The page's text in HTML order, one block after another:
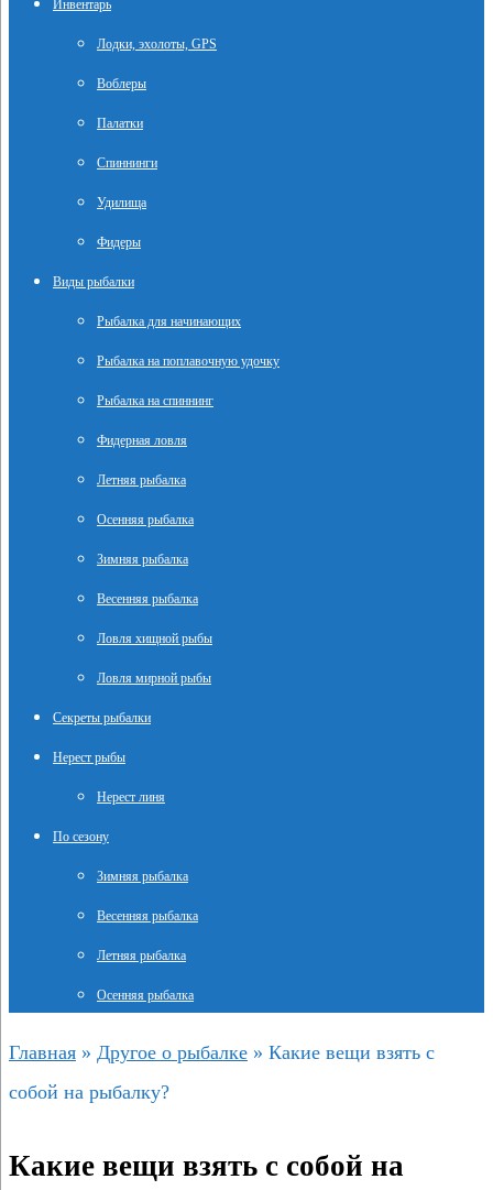
Инвентарь
Лодки, эхолоты, GPS
Воблеры
Палатки
Спиннинги
Удилища
Фидеры
Виды рыбалки
Рыбалка для начинающих
Рыбалка на поплавочную удочку
Рыбалка на спиннинг
Фидерная ловля
Летняя рыбалка
Осенняя рыбалка
Зимняя рыбалка
Весенняя рыбалка
Ловля хищной рыбы
Ловля мирной рыбы
Секреты рыбалки
Нерест рыбы
Нерест линя
По сезону
Зимняя рыбалка
Весенняя рыбалка
Летняя рыбалка
Осенняя рыбалка
Главная » Другое о рыбалке » Какие вещи взять с
собой на рыбалку?
Какие вещи взять с собой на